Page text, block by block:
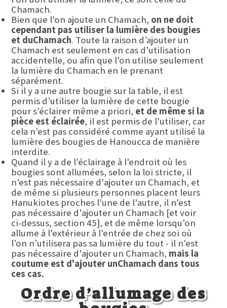
Chamach.
Bien que l'on ajoute un Chamach, on ne doit
cependant pas utiliser la lumière des bougies
et duChamach. Toute la raison d’ajouter un
Chamach est seulement en cas d'utilisation
accidentelle, ou afin que l'on utilise seulement
la lumière du Chamach en le prenant
séparément.
Si il y a une autre bougie sur la table, il est
permis d’utiliser la lumière de cette bougie
pour s’éclairer même a priori, et de même si la
pièce est éclairée, il est permis de l'utiliser, car
cela n’est pas considéré comme ayant utilisé la
lumière des bougies de Hanoucca de manière
interdite.
Quand il y a de l'éclairage à l'endroit où les
bougies sont allumées, selon la loi stricte, il
n'est pas nécessaire d'ajouter un Chamach, et
de même si plusieurs personnes placent leurs
Hanukiotes proches l'une de l'autre, il n'est
pas nécessaire d'ajouter un Chamach [et voir
ci-dessus, section 45], et de même lorsqu'on
allume à l'extérieur à l'entrée de chez soi où
l’on n’utilisera pas sa lumière du tout - il n'est
pas nécessaire d'ajouter un Chamach, mais la
coutume est d'ajouter unChamach dans tous
ces cas.
Ordre d’allumage des